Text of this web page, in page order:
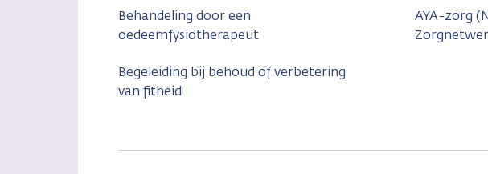
Behandeling door een
oedeemfysiotherapeut
Begeleiding bij behoud of verbetering
van fitheid
AYA-zorg